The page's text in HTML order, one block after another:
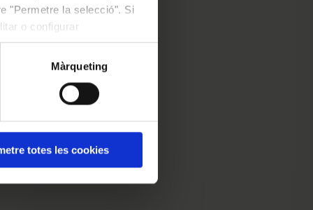
"Permetre la selecció". Si
o configurar
Màrqueting
totes les cookies